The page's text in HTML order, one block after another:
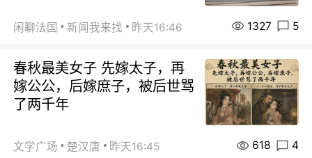
闲聊法国 新闻我来找 昨天16:46 1327 5
春秋最美女子 先嫁太子，再
嫁公公，后嫁庶子，被后世骂
了两千年
文学广场 楚汉唐 昨天16:45 618 4